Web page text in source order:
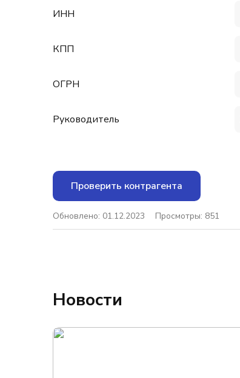
ИНН
КПП
ОГРН
Руководитель
Проверить контрагента
Обновлено: 01.12.2023 Просмотры: 851
Новости